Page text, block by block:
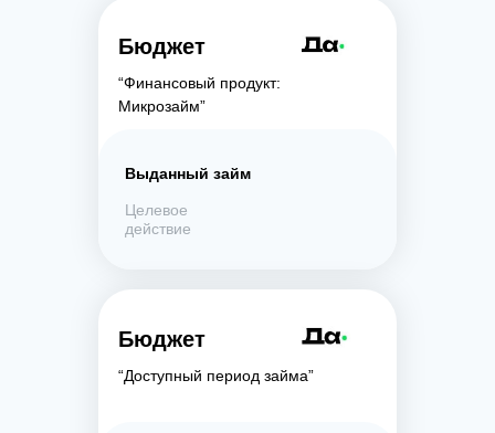
Бюджет
“Финансовый продукт:
Микрозайм”
Выданный займ
Целевое
действие
Бюджет
“Доступный период займа”